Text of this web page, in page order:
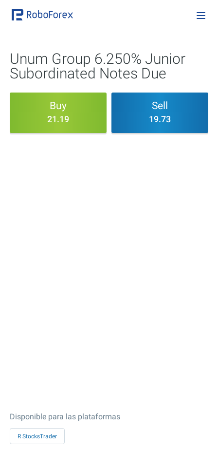
Unum Group 6.250% Junior
Subordinated Notes Due
Buy
21.19
Sell
19.73
Disponible para las plataformas
R StocksTrader